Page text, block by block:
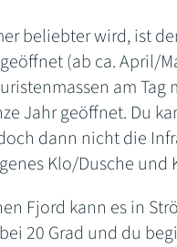
beliebter wird, ist
(ab ca. April/
am
Jahr geöffnet. Du
dann nicht die
Klo/Dusche
Fjord kann es in
20 Grad und du